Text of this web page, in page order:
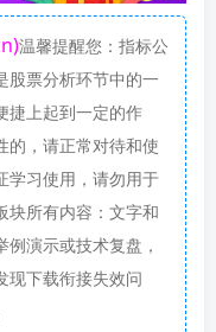
温馨提醒您：指标公
股票分析环节中的一
捷上起到一定的作
的，请正常对待和使
学习使用，请勿用于
块所有内容：文字和
演示或技术复盘，
现下载衔接失效问